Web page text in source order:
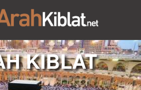
KIBLAT